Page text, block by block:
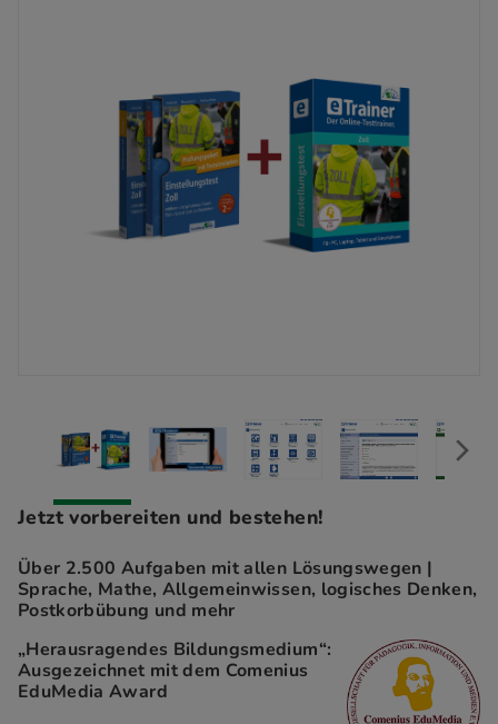
Jetzt vorbereiten und bestehen!
Über 2.500 Aufgaben mit allen Lösungswegen |
Sprache, Mathe, Allgemeinwissen, logisches Denken,
Postkorbübung und mehr
„Herausragendes Bildungsmedium“:
Ausgezeichnet mit dem Comenius
EduMedia Award